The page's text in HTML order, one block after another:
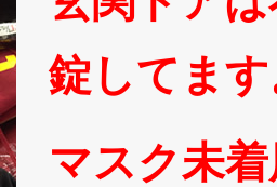
錠してます
マスク未